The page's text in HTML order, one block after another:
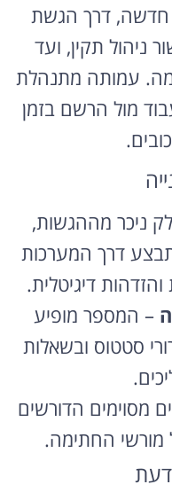
חדשה, דרך הגשת
ניהול תקין, ועד
עמותה מתנהלת
מול הרשם בזמן
ניכר מההגשות,
דרך המערכות
דיגיטלית.
– המספר מופיע
סטטוס ובשאלות
מסוימים הדורשים
מורשי החתימה.